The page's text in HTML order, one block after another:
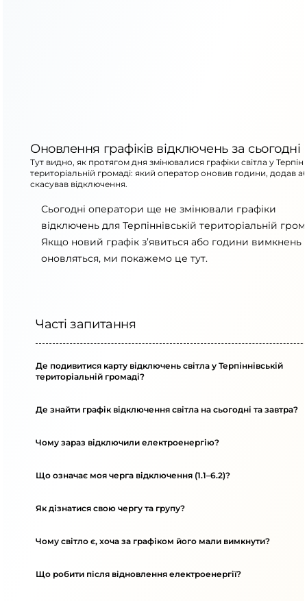
Оновлення графіків відключень за сьогодні
Тут видно, як протягом дня змінювалися графіки світла у
територіальній громаді: який оператор оновив години, додав
скасував відключення.
Сьогодні оператори ще не змінювали графіки
відключень для Терпіннівській територіальній
Якщо новий графік з’явиться або години вимкнень
оновляться, ми покажемо це тут.
Часті запитання
Де подивитися карту відключень світла у Терпіннівській
територіальній громаді?
Де знайти графік відключення світла на сьогодні та завтра?
Чому зараз відключили електроенергію?
Що означає моя черга відключення (1.1–6.2)?
Як дізнатися свою чергу та групу?
Чому світло є, хоча за графіком його мали вимкнути?
Що робити після відновлення електроенергії?